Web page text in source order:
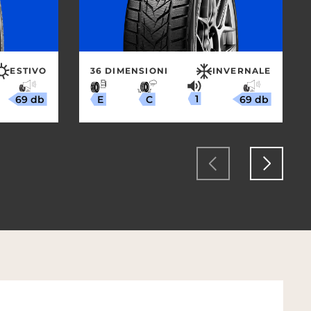
ESTIVO
69 db
36 DIMENSIONI INVERNALE
E C 1 69 db